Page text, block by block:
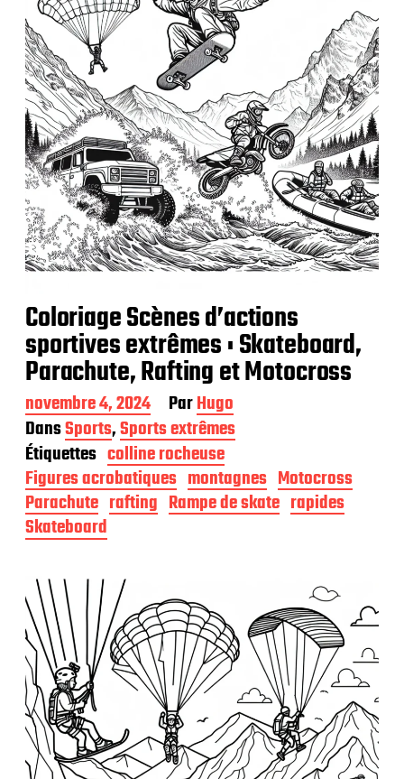
c
a
t
i
o
n
Coloriage Scènes d’actions
sportives extrêmes : Skateboard,
Parachute, Rafting et Motocross
D
a
t
e
d
e
p
u
b
c
a
t
i
o
n
novembre 4, 2024 ParHugo
DansSports,Sports extrêmes
Étiquettes colline rocheuse
Figures acrobatiques montagnes Motocross
Parachute rafting Rampe de skate rapides
Skateboard